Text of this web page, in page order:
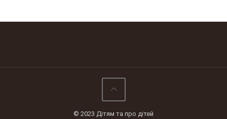
© 2023 Дітям та про дітей